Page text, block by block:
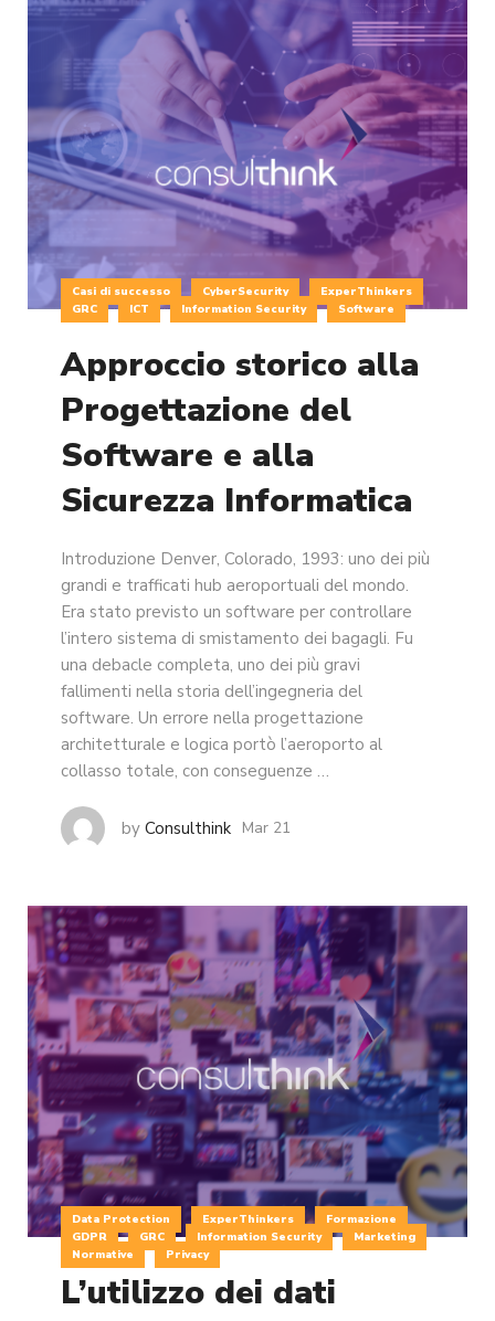
Casi di successo CyberSecurity
ExperThinkers
GRC
ICT Information Security Software
Approccio storico alla
Progettazione del
Software e alla
Sicurezza Informatica
Introduzione Denver, Colorado, 1993: uno dei più
grandi e trafficati hub aeroportuali del mondo.
Era stato previsto un software per controllare
l’intero sistema di smistamento dei bagagli. Fu
una debacle completa, uno dei più gravi
fallimenti nella storia dell’ingegneria del
software. Un errore nella progettazione
architetturale e logica portò l’aeroporto al
collasso totale, con conseguenze …
by Consulthink Mar 21
Data Protection ExperThinkers
Formazione
GDPR
GRC Information Security
Marketing
Normative
Privacy
L’utilizzo dei dati